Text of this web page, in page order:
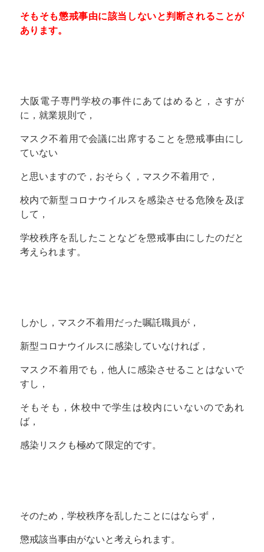
そもそも懲戒事由に該当しないと判断されることが
あります。
大阪電子専門学校の事件にあてはめると，さすが
に，就業規則で，
マスク不着用で会議に出席することを懲戒事由にし
ていない
と思いますので，おそらく，マスク不着用で，
校内で新型コロナウイルスを感染させる危険を及ぼ
して，
学校秩序を乱したことなどを懲戒事由にしたのだと
考えられます。
しかし，マスク不着用だった嘱託職員が，
新型コロナウイルスに感染していなければ，
マスク不着用でも，他人に感染させることはないで
すし，
そもそも，休校中で学生は校内にいないのであれ
ば，
感染リスクも極めて限定的です。
そのため，学校秩序を乱したことにはならず，
懲戒該当事由がないと考えられます。